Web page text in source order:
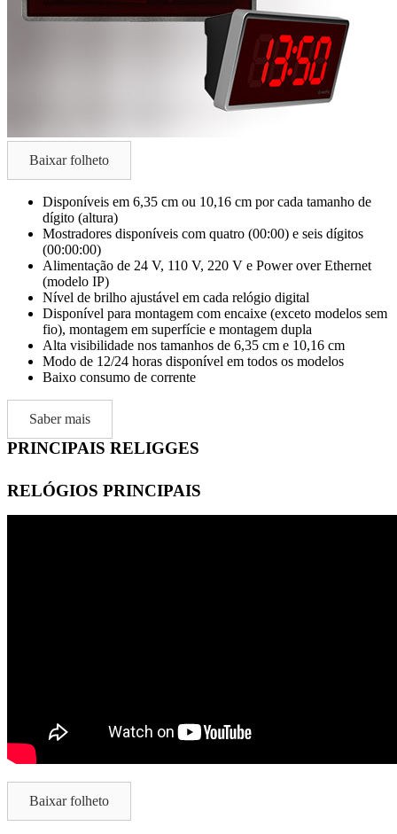
Baixar folheto
Disponíveis em 6,35 cm ou 10,16 cm por cada tamanho de
dígito (altura)
Mostradores disponíveis com quatro (00:00) e seis dígitos
(00:00:00)
Alimentação de 24 V, 110 V, 220 V e Power over Ethernet
(modelo IP)
Nível de brilho ajustável em cada relógio digital
Disponível para montagem com encaixe (exceto modelos sem
fio), montagem em superfície e montagem dupla
Alta visibilidade nos tamanhos de 6,35 cm e 10,16 cm
Modo de 12/24 horas disponível em todos os modelos
Baixo consumo de corrente
Saber mais
PRINCIPAIS RELIGGES
RELÓGIOS PRINCIPAIS
Baixar folheto